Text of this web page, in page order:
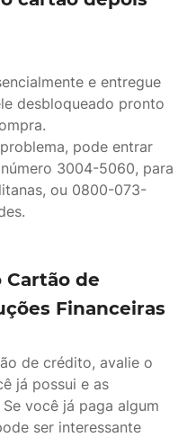
e entregue
desbloqueado pronto
pode entrar
3004-5060, para
ou 0800-073-
Cartão de
Financeiras
de crédito, avalie o
já possui e as
você já paga algum
ser interessante